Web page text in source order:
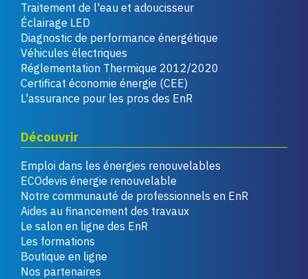
Traitement de l'eau et adoucisseur
Éclairage LED
Diagnostic de performance énergétique
Véhicules électriques
Réglementation Thermique 2012/2020
Certificat économie énergie (CEE)
L'assurance pour les pros des EnR
Découvrir
Emploi dans les énergies renouvelables
ECOdevis énergie renouvelable
Notre communauté de professionnels en EnR
Aides au financement des travaux
Le salon en ligne des EnR
Les formations
Boutique en ligne
Nos partenaires